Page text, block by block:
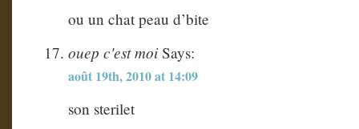
ou un chat peau d’bite
ouep c'est moiSays:
août 19th, 2010 at 14:09
son sterilet